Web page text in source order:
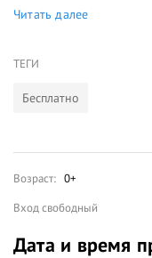
Возраст: 0+
Вход свободный
Читать далее
ТЕГИ
Бесплатно
Дата и время